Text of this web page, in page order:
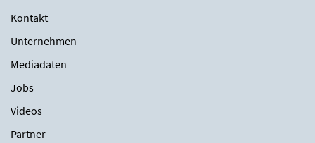
Kontakt
Unternehmen
Mediadaten
Jobs
Videos
Partner